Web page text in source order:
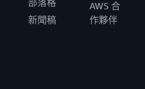
新聞稿
AWS 合
作夥伴